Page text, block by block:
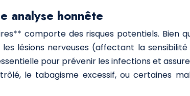
analyse honnête
comporte des risques potentiels. Bien
lésions nerveuses (affectant la
pour prévenir les infections et
le tabagisme excessif, ou certaines